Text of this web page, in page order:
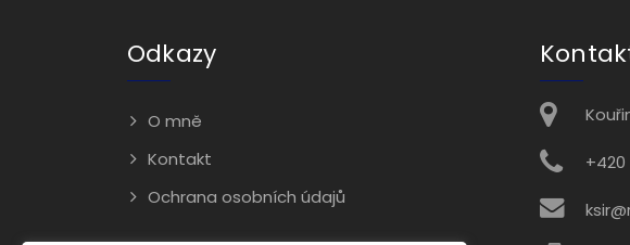
Odkazy
O mně
Kontakt
Ochrana osobních údajů
+420